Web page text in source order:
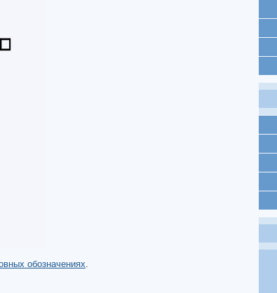
обозначениях.